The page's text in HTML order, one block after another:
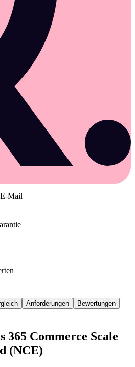
Mail
Anforderungen
Bewertungen
365 Commerce Scale
(NCE)